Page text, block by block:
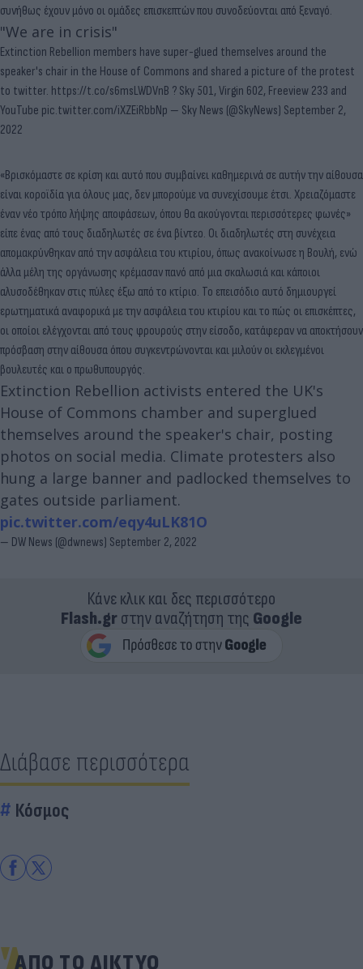
συνήθως έχουν μόνο οι ομάδες επισκεπτών που συνοδεύονται από ξεναγό.
"We are in crisis"
Extinction Rebellion members have super-glued themselves around the
speaker's chair in the House of Commons and shared a picture of the protest
to twitter. https://t.co/s6msLWDVnB ? Sky 501, Virgin 602, Freeview 233 and
YouTube pic.twitter.com/iXZEiRbbNp — Sky News (@SkyNews) September 2,
2022
«Βρισκόμαστε σε κρίση και αυτό που συμβαίνει καθημερινά σε αυτήν την αίθουσα
είναι κοροϊδία για όλους μας, δεν μπορούμε να συνεχίσουμε έτσι. Χρειαζόμαστε
έναν νέο τρόπο λήψης αποφάσεων, όπου θα ακούγονται περισσότερες φωνές»
είπε ένας από τους διαδηλωτές σε ένα βίντεο. Οι διαδηλωτές στη συνέχεια
απομακρύνθηκαν από την ασφάλεια του κτιρίου, όπως ανακοίνωσε η Βουλή, ενώ
άλλα μέλη της οργάνωσης κρέμασαν πανό από μια σκαλωσιά και κάποιοι
αλυσοδέθηκαν στις πύλες έξω από το κτίριο. Το επεισόδιο αυτό δημιουργεί
ερωτηματικά αναφορικά με την ασφάλεια του κτιρίου και το πώς οι επισκέπτες,
οι οποίοι ελέγχονται από τους φρουρούς στην είσοδο, κατάφεραν να αποκτήσουν
πρόσβαση στην αίθουσα όπου συγκεντρώνονται και μιλούν οι εκλεγμένοι
βουλευτές και ο πρωθυπουργός.
Extinction Rebellion activists entered the UK's
House of Commons chamber and superglued
themselves around the speaker's chair, posting
photos on social media. Climate protesters also
hung a large banner and padlocked themselves to
gates outside parliament.
pic.twitter.com/eqy4uLK81O
— DW News (@dwnews) September 2, 2022
Κάνε κλικ και δες περισσότερο
Flash.grστην αναζήτηση της Google
Διάβασε περισσότερα
Κόσμος
ΑΠΟ ΤΟ ΔΙΚΤΥΟ